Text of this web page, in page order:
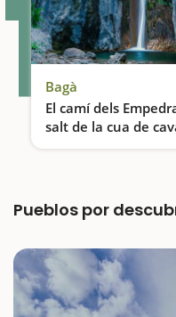
1 Bagà
El camí dels
salt de la cua de
Pueblos por